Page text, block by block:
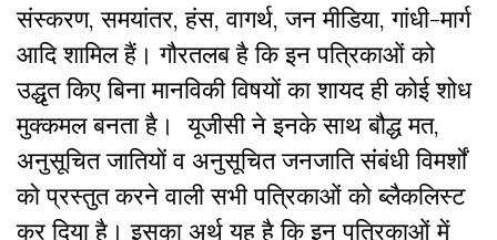
संस्करण, समयांतर, हंस, वागर्थ, जन मीडिया, गांधी-मार्ग
आदि शामिल हैं। गौरतलब है कि इन पत्रिकाओं को
उ‍द्धृत किए बिना मानविकी विषयों का शायद ही कोई शोध
मुक्कमल बनता है। यूजीसी ने इनके साथ बौद्ध मत,
अनुसूचित जातियों व अनुसूचित जनजाति संंबंधी विमर्शों
को प्रस्तुत करने वाली सभी पत्रिकाओं को ब्लैकलिस्ट
कर दिया है। इसका अर्थ यह है कि इन पत्रिकाओं में